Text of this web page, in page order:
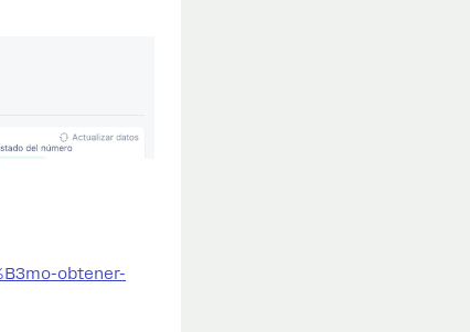
obtener-